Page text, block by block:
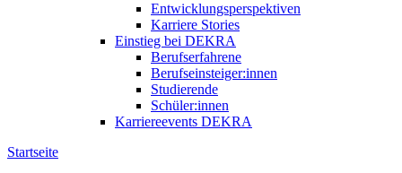
Entwicklungsperspektiven
Karriere Stories
Einstieg bei DEKRA
Berufserfahrene
Berufseinsteiger:innen
Studierende
Schüler:innen
Karriereevents DEKRA
Startseite